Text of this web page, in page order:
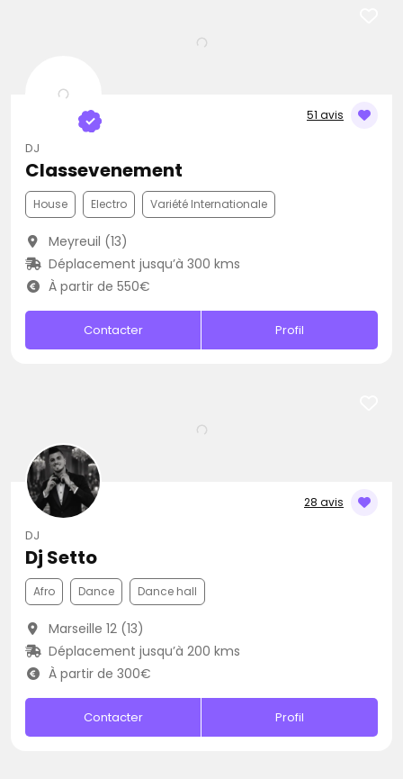
51 avis
DJ
Classevenement
House Electro Variété Internationale
Meyreuil (13)
Déplacement jusqu’à 300 kms
À partir de 550€
Contacter Profil
28 avis
DJ
Dj Setto
Afro Dance Dance hall
Marseille 12 (13)
Déplacement jusqu’à 200 kms
À partir de 300€
Contacter Profil